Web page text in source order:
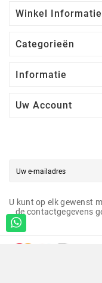
Winkel Informatie
Categorieën
Informatie
Uw Account
U kunt op elk gewenst
de contactgegevens